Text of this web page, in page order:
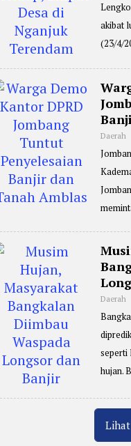
akibat
(23/4/
Daerah
Daerah
seperti
hujan.